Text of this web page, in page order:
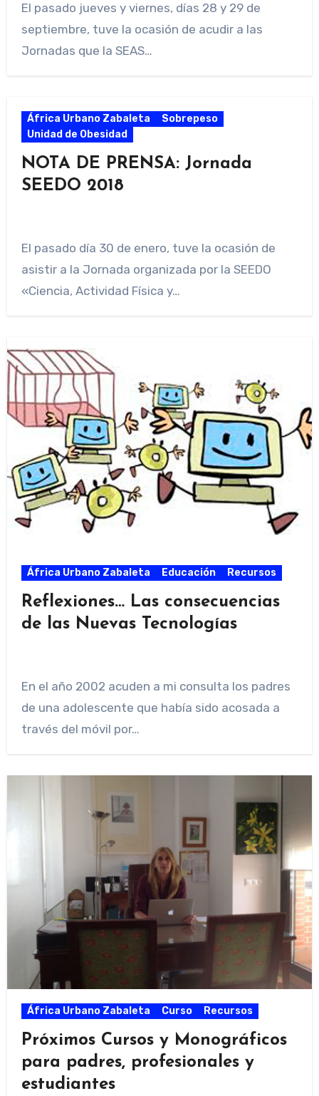
El pasado jueves y viernes, días 28 y 29 de
septiembre, tuve la ocasión de acudir a las
Jornadas que la SEAS…
África Urbano Zabaleta
Sobrepeso
Unidad de Obesidad
NOTA DE PRENSA: Jornada
SEEDO 2018
El pasado día 30 de enero, tuve la ocasión de
asistir a la Jornada organizada por la SEEDO
«Ciencia, Actividad Física y…
África Urbano Zabaleta Educación Recursos
Reflexiones… Las consecuencias
de las Nuevas Tecnologías
En el año 2002 acuden a mi consulta los padres
de una adolescente que había sido acosada a
través del móvil por…
África Urbano Zabaleta Curso Recursos
Próximos Cursos y Monográficos
para padres, profesionales y
estudiantes